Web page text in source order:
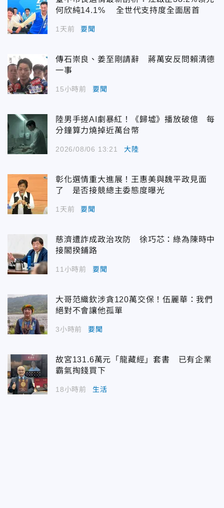
何欣純14.1% 全世代支持度全面居首
1天前 要聞
傳石崇良、姜至剛請辭 蔣萬安反問賴清德
一事
15小時前 要聞
陸男手搓AI劇暴紅！《歸墟》播放破億 每
分鐘算力燒掉近萬台幣
2026/08/06 13:21 大陸
彰化選情重大進展！王惠美與魏平政見面
了 是否接競總主委態度曝光
1天前 要聞
慈濟遭詐成政治攻防 徐巧芯：綠為陳時中
接閣揆鋪路
11小時前 要聞
大哥范織欽涉貪120萬交保！伍麗華：我們
絕對不會讓他孤單
3小時前 要聞
故宮131.6萬元「龍藏經」套書 已有企業
霸氣掏錢買下
18小時前 生活